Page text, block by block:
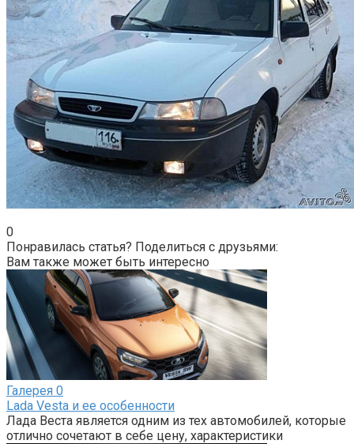
0
Понравилась статья? Поделиться с друзьями:
Вам также может быть интересно
Галерея 0
Lada Vesta и ее особенности
Лада Веста является одним из тех автомобилей, которые
отлично сочетают в себе цену, характеристики